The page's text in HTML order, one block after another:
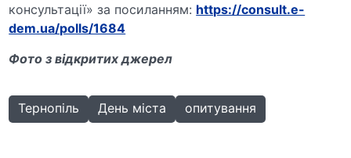
консультації» за посиланням: https://consult.e-
dem.ua/polls/1684
Фото з відкритих джерел
Тернопіль День міста опитування